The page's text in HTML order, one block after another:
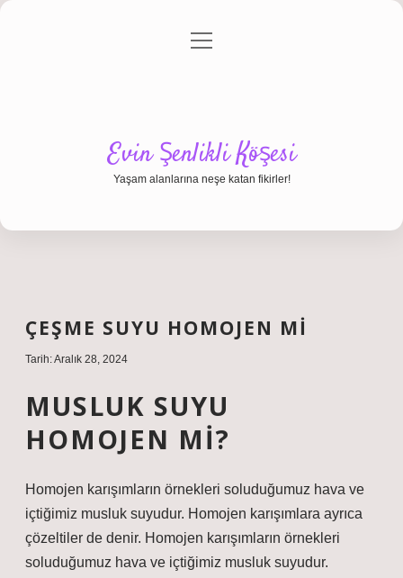
Gizlilik Politikası
menüyü
Evin Şenlikli Köşesi
Yaşam alanlarına neşe katan fikirler!
ÇEŞME SUYU HOMOJEN MI
Tarih: Aralık 28, 2024
MUSLUK SUYU
HOMOJEN MI?
Homojen karışımların örnekleri soluduğumuz hava ve
içtiğimiz musluk suyudur. Homojen karışımlara ayrıca
çözeltiler de denir. Homojen karışımların örnekleri
soluduğumuz hava ve içtiğimiz musluk suyudur.